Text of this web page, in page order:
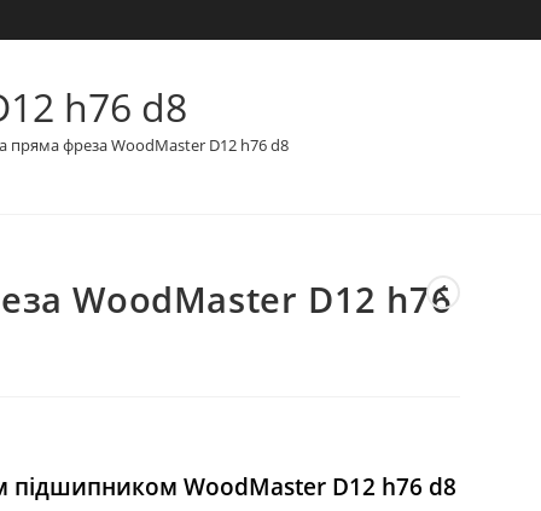
h76 d8
пряма фреза WoodMaster D12 h76 d8
WoodMaster D12 h76
підшипником WoodMaster D12 h76 d8